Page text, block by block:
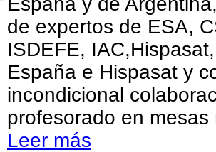
de expertos de ESA,
ISDEFE,
España e Hispasat y
incondicional
profesorado en mesas
Leer más